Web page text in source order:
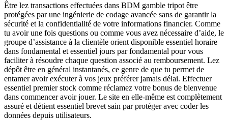
Être lez transactions effectuées dans BDM gamble tripot être
protégées par une ingénierie de codage avancée sans de garantir la
sécurité et la confidentialité de votre informations financier. Comme
tu avoir une fois questions ou comme vous avez nécessaire d’aide, le
groupe d’assistance à la clientèle orient disponible essentiel horaire
dans fondamental et essentiel jours par fondamental pour vous
faciliter à résoudre chaque question associé au remboursement. Lez
dépôt être en général instantanés, ce genre de que tu permet de
entamer avoir exécuter à vos jeux préférer jamais délai. Effectuer
essentiel premier stock comme réclamez votre bonus de bienvenue
dans commencer avoir jouer. Le site en elle-même est complètement
assuré et détient essentiel brevet sain par protéger avec coder les
données depuis utilisateurs.